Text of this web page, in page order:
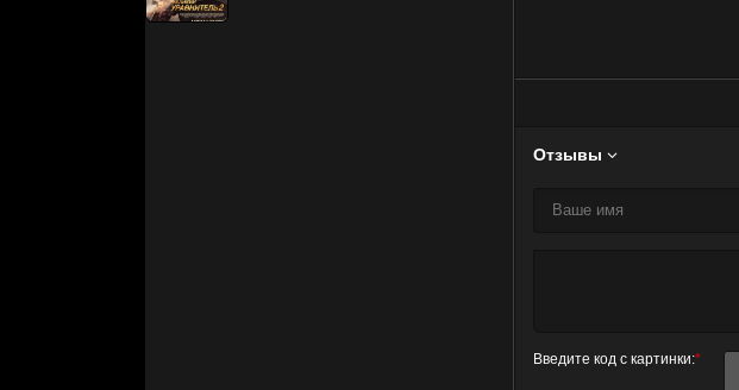
Отзывы 
Введите код с картинки:*